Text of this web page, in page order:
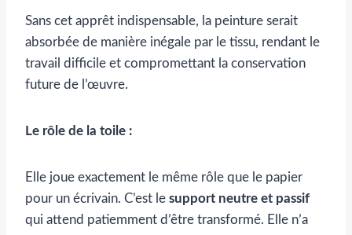
Sans cet apprêt indispensable, la peinture serait
absorbée de manière inégale par le tissu, rendant le
travail difficile et compromettant la conservation
future de l’œuvre.
Le rôle de la toile :
Elle joue exactement le même rôle que le papier
pour un écrivain. C’est le support neutre et passif
qui attend patiemment d’être transformé. Elle n’a